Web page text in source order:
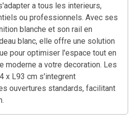
a tous les interieurs,
ou professionnels. Avec ses
blanche et son rail en
blanc, elle offre une solution
pour optimiser l'espace tout en
moderne a votre decoration. Les
x L93 cm s'integrent
ouvertures standards, facilitant